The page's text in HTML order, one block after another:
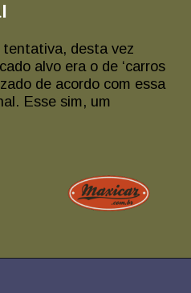
tentativa, desta vez
alvo era o de ‘carros
de acordo com essa
Esse sim, um